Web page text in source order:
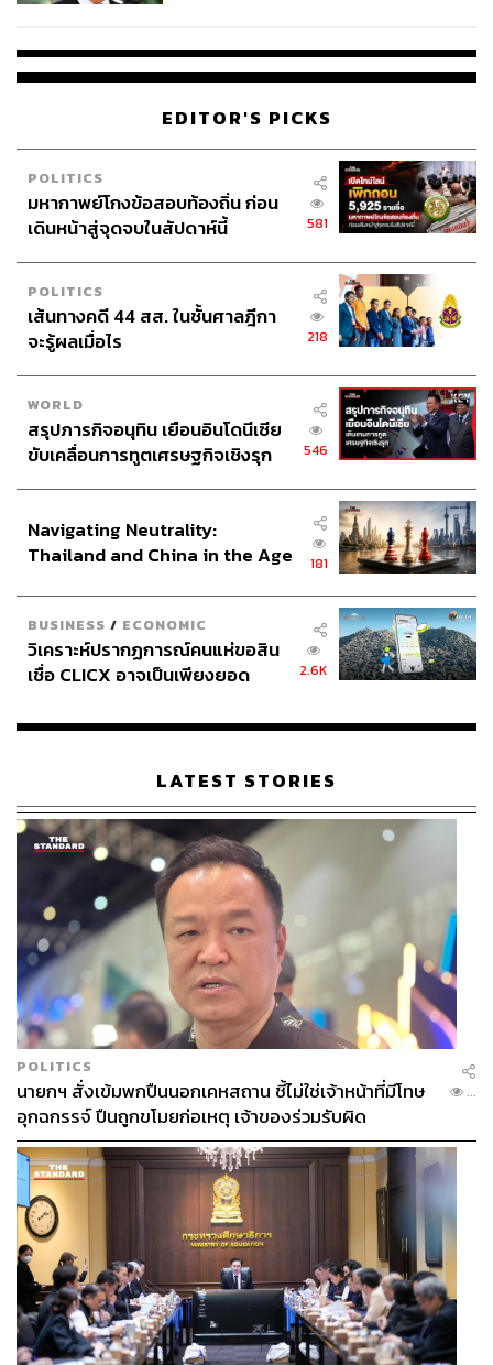
EDITOR'S PICKS
POLITICS
มหากาพย์โกงข้อสอบท้องถิ่น ก่อน
เดินหน้าสู่จุดจบในสัปดาห์นี้
581
POLITICS
เส้นทางคดี 44 สส. ในชั้นศาลฎีกา
จะรู้ผลเมื่อไร
218
WORLD
สรุปภารกิจอนุทิน เยือนอินโดนีเซีย
ขับเคลื่อนการทูตเศรษฐกิจเชิงรุก
546
Navigating Neutrality:
Thailand and China in the Age
181
BUSINESS / ECONOMIC
วิเคราะห์ปรากฏการณ์คนแห่ขอสิน
เชื่อ CLICX อาจเป็นเพียงยอด
เรือนไทยที่ถูกซุกไว้
2.6K
LATEST STORIES
POLITICS
นายกฯ สั่งเข้มพกปืนนอกเคหสถาน ชี้ไม่ใช่เจ้าหน้าที่มีโทษ
อุกฉกรรจ์ ปืนถูกขโมยก่อเหตุ เจ้าของร่วมรับผิด
...